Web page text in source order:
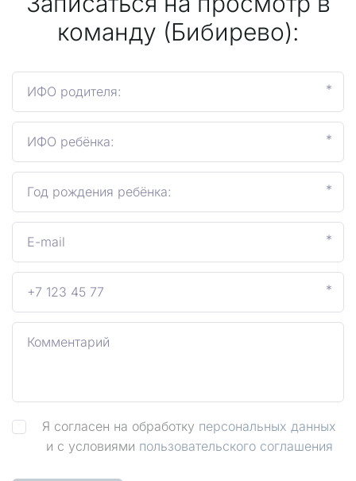
команду (Бибирево):
*
*
*
*
*
Я согласен на обработку персональных данных
и с условиями пользовательского соглашения